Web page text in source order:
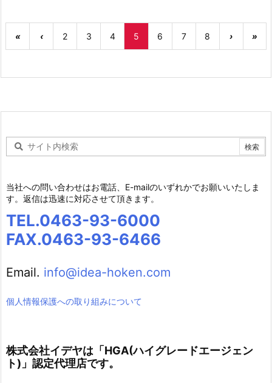
« ‹ 2 3 4 5 6 7 8 › »
当社への問い合わせはお電話、E-mailのいずれかでお願いいたしま
す。返信は迅速に対応させて頂きます。
TEL.0463-93-6000
FAX.0463-93-6466
Email. info@idea-hoken.com
個人情報保護への取り組みについて
株式会社イデヤは「HGA(ハイグレードエージェン
ト)」認定代理店です。